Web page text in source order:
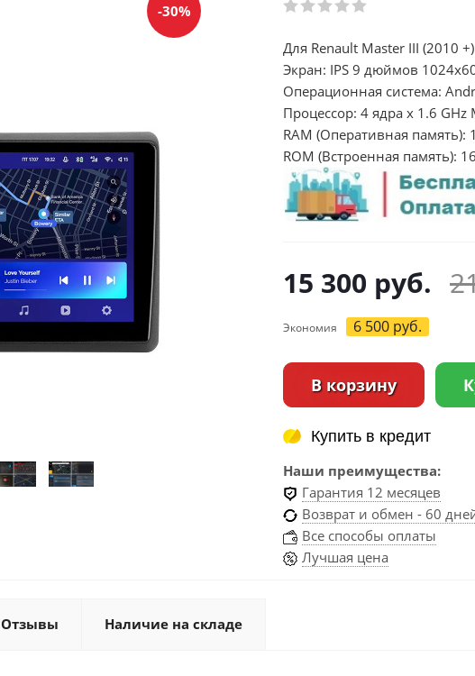
-30%
Для Renault Master III (2010 +)
Экран: IPS 9 дюймов
Операционная система:
Процессор: 4 ядра х 1.6 GHz
RAM (Оперативная память):
ROM (Встроенная память):
15 300 руб.
Экономия 6 500 руб.
В корзину
Купить в кредит
Купить в кредит
Наши преимущества:
Гарантия 12 месяцев
Возврат и обмен - 60
Все способы оплаты
Лучшая цена
Отзывы Наличие на складе